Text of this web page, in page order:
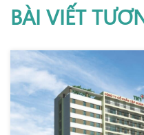
BÀI VIẾT